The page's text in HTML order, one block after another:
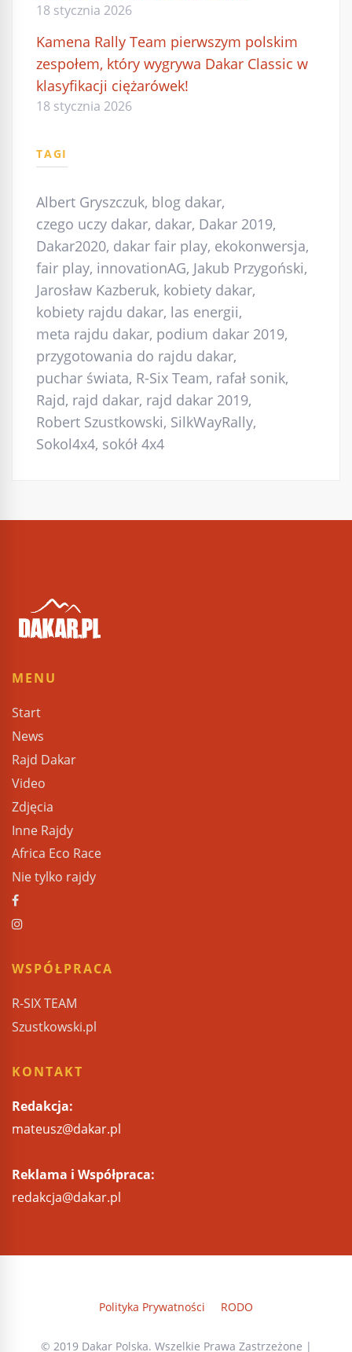
18 stycznia 2026
Kamena Rally Team pierwszym polskim
zespołem, który wygrywa Dakar Classic w
klasyfikacji ciężarówek!
18 stycznia 2026
TAGI
Albert Gryszczuk, blog dakar,
czego uczy dakar, dakar, Dakar 2019,
Dakar2020, dakar fair play, ekokonwersja,
fair play, innovationAG, Jakub Przygoński,
Jarosław Kazberuk, kobiety dakar,
kobiety rajdu dakar, las energii,
meta rajdu dakar, podium dakar 2019,
przygotowania do rajdu dakar,
puchar świata, R-Six Team, rafał sonik,
Rajd, rajd dakar, rajd dakar 2019,
Robert Szustkowski, SilkWayRally,
Sokol4x4, sokół 4x4
MENU
Start
News
Rajd Dakar
Video
Zdjęcia
Inne Rajdy
Africa Eco Race
Nie tylko rajdy
WSPÓŁPRACA
R-SIX TEAM
Szustkowski.pl
KONTAKT
Redakcja:
mateusz@dakar.pl
Reklama i Współpraca:
redakcja@dakar.pl
Polityka Prywatności RODO
© 2019 Dakar Polska. Wszelkie Prawa Zastrzeżone |